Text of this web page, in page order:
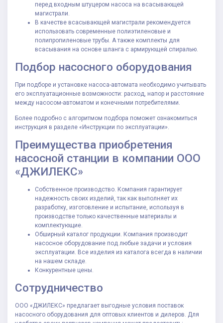
перед входным штуцером насоса на всасывающей
магистрали.
В качестве всасывающей магистрали рекомендуется
использовать современные полиэтиленовые и
полипропиленовые трубы. А также комплекты для
всасывания на основе шланга с армирующей спиралью.
Подбор насосного оборудования
При подборе и установке насоса-автомата необходимо учитывать
его эксплуатационные возможности: расход, напор и расстояние
между насосом-автоматом и конечными потребителями.
Более подробно с алгоритмом подбора поможет ознакомиться
инструкция в разделе «Инструкции по эксплуатации».
Преимущества приобретения
насосной станции в компании ООО
«ДЖИЛЕКС»
Собственное производство. Компания гарантирует
надежность своих изделий, так как выполняет их
разработку, изготовление и испытание, используя в
производстве только качественные материалы и
комплектующие.
Обширный каталог продукции. Компания производит
насосное оборудование под любые задачи и условия
эксплуатации. Все изделия из каталога всегда в наличии
на нашем складе.
Конкурентные цены.
Сотрудничество
ООО «ДЖИЛЕКС» предлагает выгодные условия поставок
насосного оборудования для оптовых клиентов и дилеров. Для